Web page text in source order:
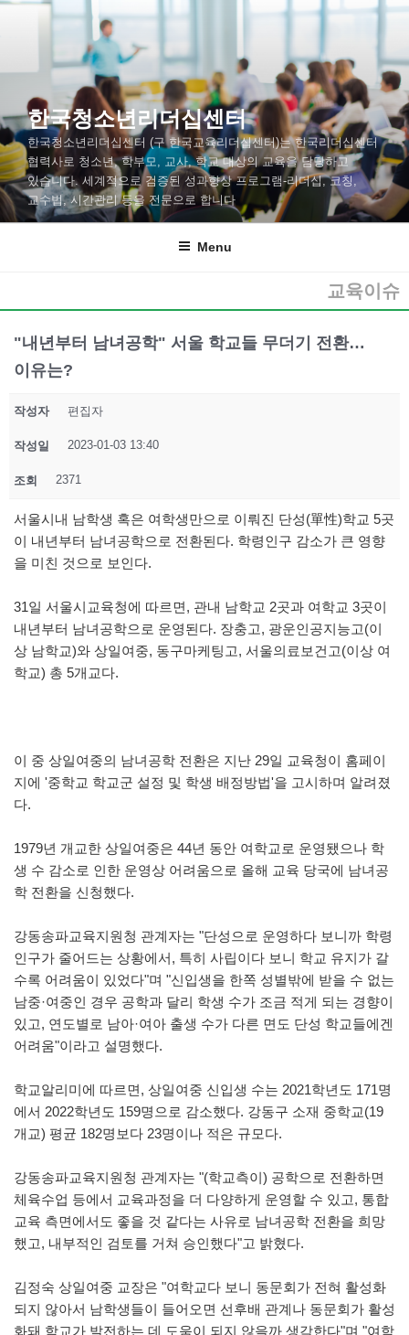
한국청소년리더십센터
한국청소년리더십센터 (구 한국교육리더십센터)는 한국리더십센터
협력사로 청소년, 학부모, 교사, 학교 대상의 교육을 담당하고
있습니다. 세계적으로 검증된 성과향상 프로그램-리더십, 코칭,
교수법, 시간관리 등을 전문으로 합니다
Menu
교육이슈
"내년부터 남녀공학" 서울 학교들 무더기 전환…
이유는?
작성자 편집자
작성일 2023-01-03 13:40
조회 2371
서울시내 남학생 혹은 여학생만으로 이뤄진 단성(單性)학교 5곳
이 내년부터 남녀공학으로 전환된다. 학령인구 감소가 큰 영향
을 미친 것으로 보인다.
31일 서울시교육청에 따르면, 관내 남학교 2곳과 여학교 3곳이
내년부터 남녀공학으로 운영된다. 장충고, 광운인공지능고(이
상 남학교)와 상일여중, 동구마케팅고, 서울의료보건고(이상 여
학교) 총 5개교다.
이 중 상일여중의 남녀공학 전환은 지난 29일 교육청이 홈페이
지에 '중학교 학교군 설정 및 학생 배정방법'을 고시하며 알려졌
다.
1979년 개교한 상일여중은 44년 동안 여학교로 운영됐으나 학
생 수 감소로 인한 운영상 어려움으로 올해 교육 당국에 남녀공
학 전환을 신청했다.
강동송파교육지원청 관계자는 "단성으로 운영하다 보니까 학령
인구가 줄어드는 상황에서, 특히 사립이다 보니 학교 유지가 갈
수록 어려움이 있었다"며 "신입생을 한쪽 성별밖에 받을 수 없는
남중·여중인 경우 공학과 달리 학생 수가 조금 적게 되는 경향이
있고, 연도별로 남아·여아 출생 수가 다른 면도 단성 학교들에겐
어려움"이라고 설명했다.
학교알리미에 따르면, 상일여중 신입생 수는 2021학년도 171명
에서 2022학년도 159명으로 감소했다. 강동구 소재 중학교(19
개교) 평균 182명보다 23명이나 적은 규모다.
강동송파교육지원청 관계자는 "(학교측이) 공학으로 전환하면
체육수업 등에서 교육과정을 더 다양하게 운영할 수 있고, 통합
교육 측면에서도 좋을 것 같다는 사유로 남녀공학 전환을 희망
했고, 내부적인 검토를 거쳐 승인했다"고 밝혔다.
김정숙 상일여중 교장은 "여학교다 보니 동문회가 전혀 활성화
되지 않아서 남학생들이 들어오면 선후배 관계나 동문회가 활성
화돼 학교가 발전하는 데 도움이 되지 않을까 생각한다"며 "여학